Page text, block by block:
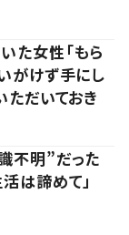
た女性「もら
がけず手にし
だいておき
不明”だった
は諦めて」